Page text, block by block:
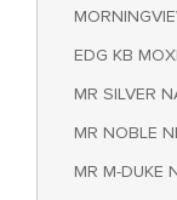
EDG KB
MR SILVER
MR NOBLE
MR M-DUKE